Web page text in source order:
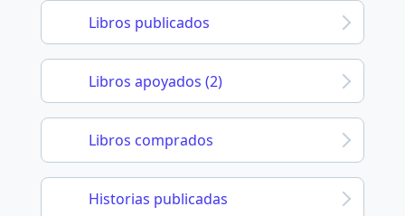
Libros publicados
Libros apoyados (2)
Libros comprados
Historias publicadas